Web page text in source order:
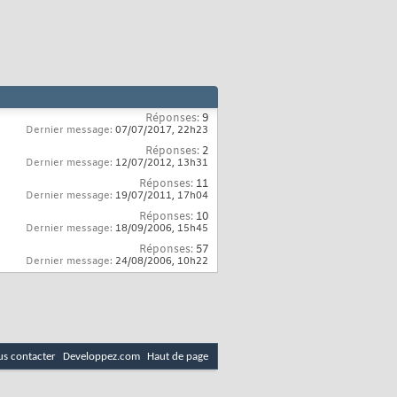
Réponses:9
Dernier message: 07/07/2017, 22h23
Réponses: 2
Dernier message: 12/07/2012, 13h31
Réponses: 11
Dernier message: 19/07/2011, 17h04
Réponses: 10
Dernier message: 18/09/2006, 15h45
Réponses: 57
Dernier message: 24/08/2006, 10h22
contacter Developpez.com Haut de page